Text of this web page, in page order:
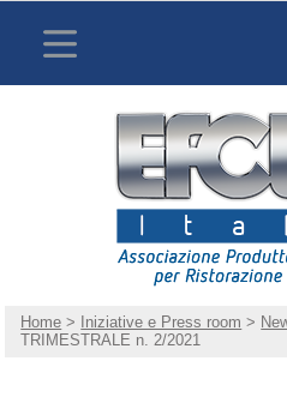
Home > Iniziative e Press room >
TRIMESTRALE n. 2/2021